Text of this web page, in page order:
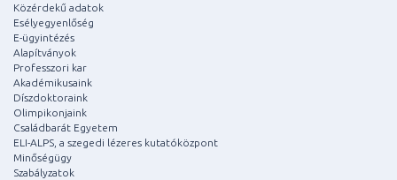
Közérdekű adatok
Esélyegyenlőség
E-ügyintézés
Alapítványok
Professzori kar
Akadémikusaink
Díszdoktoraink
Olimpikonjaink
Családbarát Egyetem
ELI-ALPS, a szegedi lézeres kutatóközpont
Minőségügy
Szabályzatok